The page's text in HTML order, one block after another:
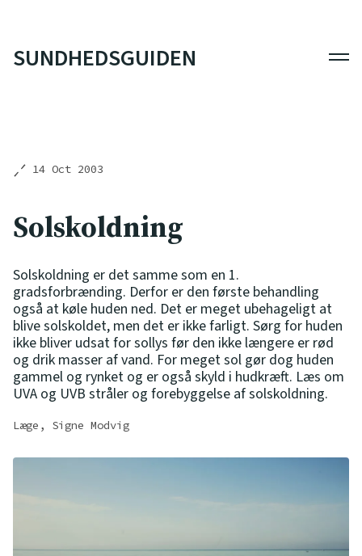
SUNDHEDSGUIDEN
14 Oct 2003
Solskoldning
Solskoldning er det samme som en 1.
gradsforbrænding. Derfor er den første behandling
også at køle huden ned. Det er meget ubehageligt at
blive solskoldet, men det er ikke farligt. Sørg for huden
ikke bliver udsat for sollys før den ikke længere er rød
og drik masser af vand. For meget sol gør dog huden
gammel og rynket og er også skyld i hudkræft. Læs om
UVA og UVB stråler og forebyggelse af solskoldning.
Læge, Signe Modvig